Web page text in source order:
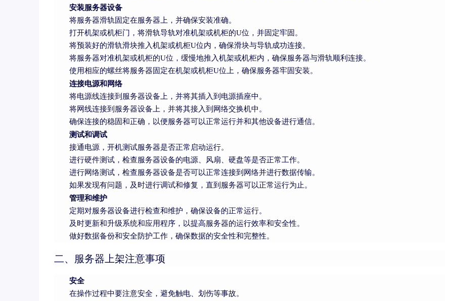
安装服务器设备
将服务器滑轨固定在服务器上，并确保安装准确。
打开机架或机柜门，将滑轨导轨对准机架或机柜的U位，并固定牢固。
将预装好的滑轨滑块推入机架或机柜U位内，确保滑块与导轨成功连接。
将服务器对准机架或机柜的U位，缓慢地推入机架或机柜内，确保服务器与滑轨顺利连接。
使用相应的螺丝将服务器固定在机架或机柜U位上，确保服务器牢固安装。
连接电源和网络
将电源线连接到服务器设备上，并将其插入到电源插座中。
将网线连接到服务器设备上，并将其接入到网络交换机中。
确保连接的稳固和正确，以便服务器可以正常运行并和其他设备进行通信。
测试和调试
接通电源，开机测试服务器是否正常启动运行。
进行硬件测试，检查服务器设备的电源、风扇、硬盘等是否正常工作。
进行网络测试，检查服务器设备是否可以正常连接到网络并进行数据传输。
如果发现有问题，及时进行调试和修复，直到服务器可以正常运行为止。
管理和维护
定期对服务器设备进行检查和维护，确保设备的正常运行。
及时更新和升级系统和应用程序，以提高服务器的运行效率和安全性。
做好数据备份和安全防护工作，确保数据的安全性和完整性。
二、服务器上架注意事项
安全
在操作过程中要注意安全，避免触电、划伤等事故。